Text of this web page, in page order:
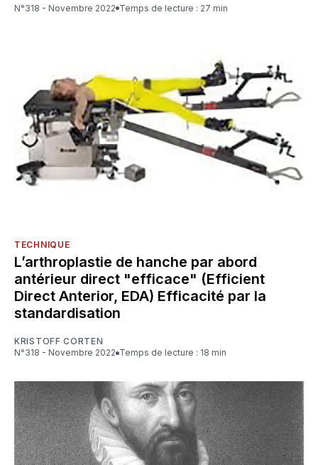
N°318 - Novembre 2022 Temps de lecture : 27 min
TECHNIQUE
L’arthroplastie de hanche par abord
antérieur direct "efficace" (Efficient
Direct Anterior, EDA) Efficacité par la
standardisation
KRISTOFF CORTEN
N°318 - Novembre 2022
Temps de lecture : 18 min